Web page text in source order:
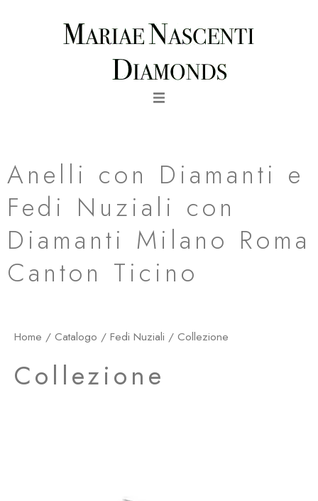
Anelli con Diamanti e
Fedi Nuziali con
Diamanti Milano Roma
Canton Ticino
Home / Catalogo / Fedi Nuziali / Collezione
Collezione